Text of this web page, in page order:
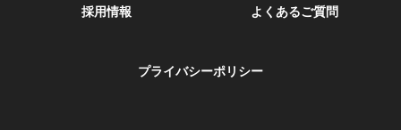
採用情報 よくあるご質問
プライバシーポリシー